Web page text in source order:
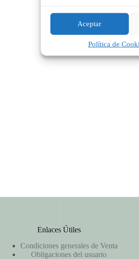
Aceptar
Política de
Añadir al carrito
Enlaces Útiles
Condiciones generales de Venta
Obligaciones del usuario